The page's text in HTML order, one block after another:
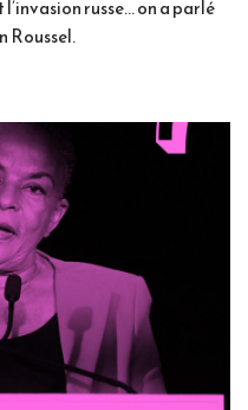
russe… on a parlé
Roussel.